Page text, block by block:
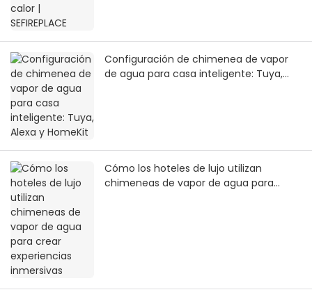
Configuración de chimenea de vapor
de agua para casa inteligente: Tuya,
Cómo los hoteles de lujo utilizan
chimeneas de vapor de agua para